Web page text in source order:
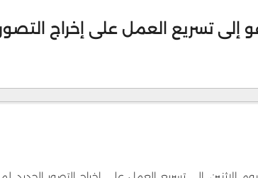
إلى تسريع العمل على إخراج التصور